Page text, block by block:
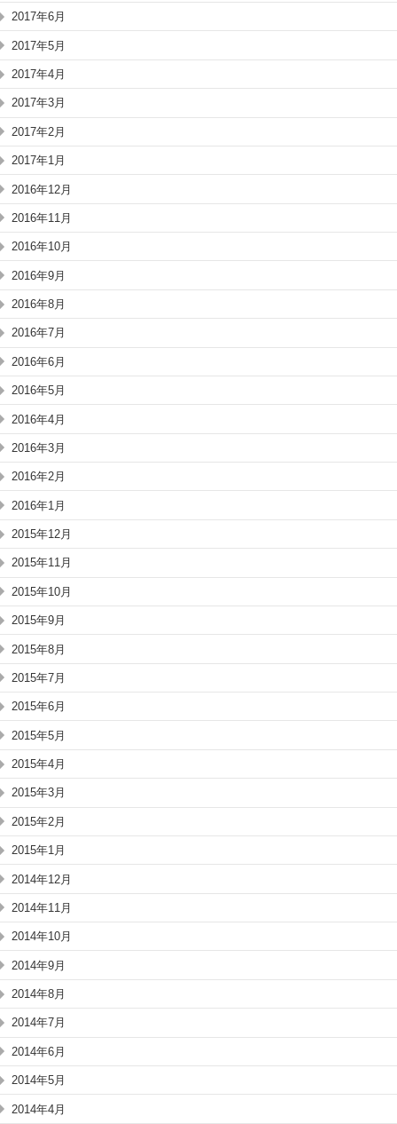
2017年6月
2017年5月
2017年4月
2017年3月
2017年2月
2017年1月
2016年12月
2016年11月
2016年10月
2016年9月
2016年8月
2016年7月
2016年6月
2016年5月
2016年4月
2016年3月
2016年2月
2016年1月
2015年12月
2015年11月
2015年10月
2015年9月
2015年8月
2015年7月
2015年6月
2015年5月
2015年4月
2015年3月
2015年2月
2015年1月
2014年12月
2014年11月
2014年10月
2014年9月
2014年8月
2014年7月
2014年6月
2014年5月
2014年4月